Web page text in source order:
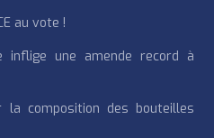
au vote !
inflige une amende record à
la composition des bouteilles